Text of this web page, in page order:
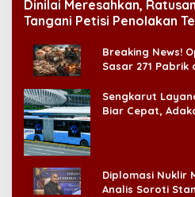
Dinilai Meresahkan,
Tangani Petisi Penolakan
Breaking News!
Sasar 271
Sengkarut
Biar Cepat,
Diplomasi Nuklir
Analis Soroti